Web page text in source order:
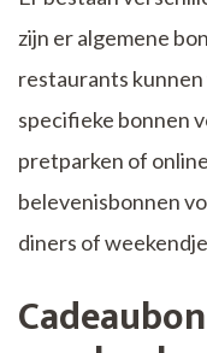
zijn er algemene
restaurants
specifieke bonnen
pretparken of
belevenisbonnen
diners of